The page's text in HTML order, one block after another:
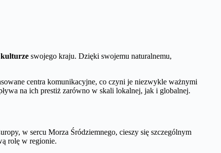
kulturze swojego kraju. Dzięki swojemu naturalnemu,
centra komunikacyjne, co czyni je niezwykle ważnymi
na ich prestiż zarówno w skali lokalnej, jak i globalnej.
w sercu Morza Śródziemnego, cieszy się szczególnym
rolę w regionie.